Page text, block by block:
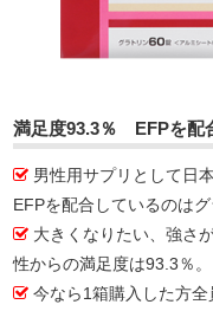
満足度93.3％ EFPを配
男性用サプリとして日
EFPを配合しているのはグ
大きくなりたい、強さ
性からの満足度は93.3％。
今なら1箱購入した方